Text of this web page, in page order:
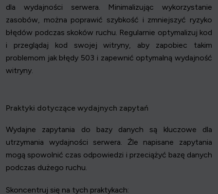
dla wydajności serwera. Minimalizując wykorzystanie
zasobów, można poprawić szybkość i zmniejszyć ryzyko
błędów podczas skoków ruchu. Regularnie optymalizuj kod
i przeglądaj kod swojej witryny, aby zapobiec takim
problemom jak błędy 503 i zapewnić optymalną wydajność
witryny.
Praktyki dotyczące wydajnych zapytań
Wydajne zapytania do bazy danych są kluczowe dla
utrzymania wydajności serwera. Źle napisane zapytania
mogą spowolnić czas odpowiedzi i przeciążyć bazę danych
podczas dużego ruchu.
Skoncentruj się na tych praktykach: